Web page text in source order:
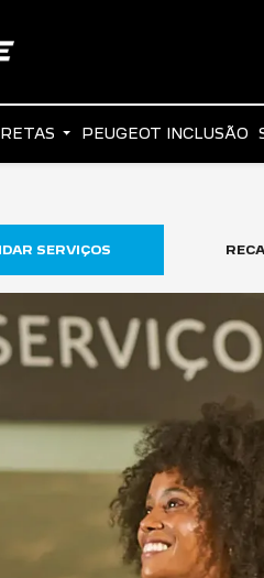
PEUGEOT INCLUSÃO
SERVIÇOS